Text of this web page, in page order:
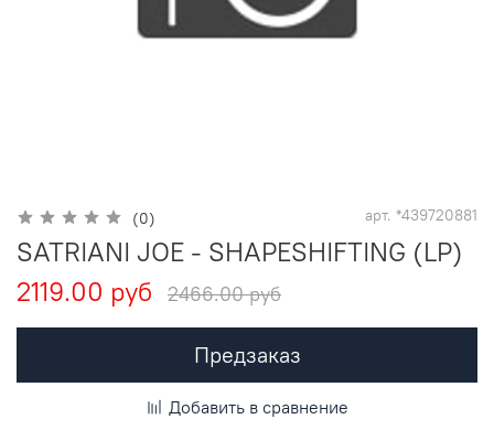
(0) арт. *439720881
SATRIANI JOE - SHAPESHIFTING (LP)
2119.00 руб
2466.00 руб
Предзаказ
Добавить в сравнение